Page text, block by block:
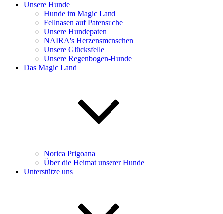
Unsere Hunde
Hunde im Magic Land
Fellnasen auf Patensuche
Unsere Hundepaten
NAIRA's Herzensmenschen
Unsere Glücksfelle
Unsere Regenbogen-Hunde
Das Magic Land
Norica Prigoana
Über die Heimat unserer Hunde
Unterstütze uns